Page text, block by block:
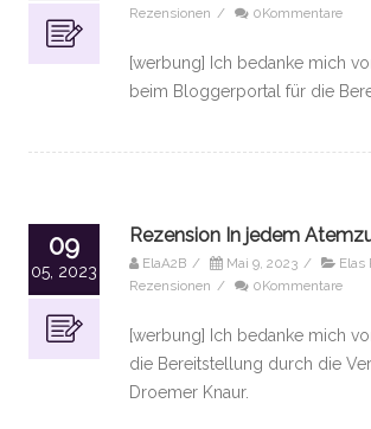
Rezensionen / 0Kommentare
[werbung] Ich bedanke mich
beim Bloggerportal für die
09
05, 2023
Rezension In jedem
ElaA2B / Mai 9, 2023 / Elas
Rezensionen / 0Kommentare
[werbung] Ich bedanke mich
die Bereitstellung durch die
Droemer Knaur.